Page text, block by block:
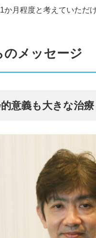
か月程度と考えていただ
のメッセージ
意義も大きな治療